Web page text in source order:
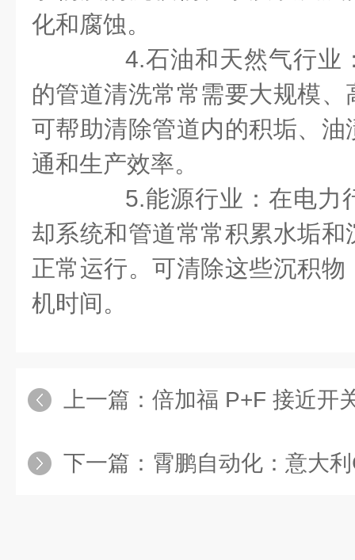
化和腐蚀。
4.石油和天然气行业
的管道清洗常常需要大规模
可帮助清除管道内的积垢、
通和生产效率。
5.能源行业：在电力
却系统和管道常常积累水垢
正常运行。可清除这些沉积
机时间。
上一篇： 倍加福 P+F 接近开关：
下一篇： 霄鹏自动化：意大利COELBO